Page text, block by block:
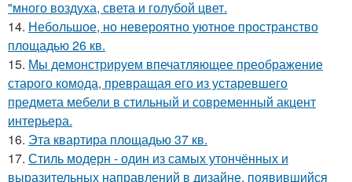
"много воздуха, света и голубой цвет.
14. Небольшое, но невероятно уютное пространство
площадью 26 кв.
15. Мы демонстрируем впечатляющее преображение
старого комода, превращая его из устаревшего
предмета мебели в стильный и современный акцент
интерьера.
16. Эта квартира площадью 37 кв.
17. Стиль модерн - один из самых утончённых и
выразительных направлений в дизайне, появившийся